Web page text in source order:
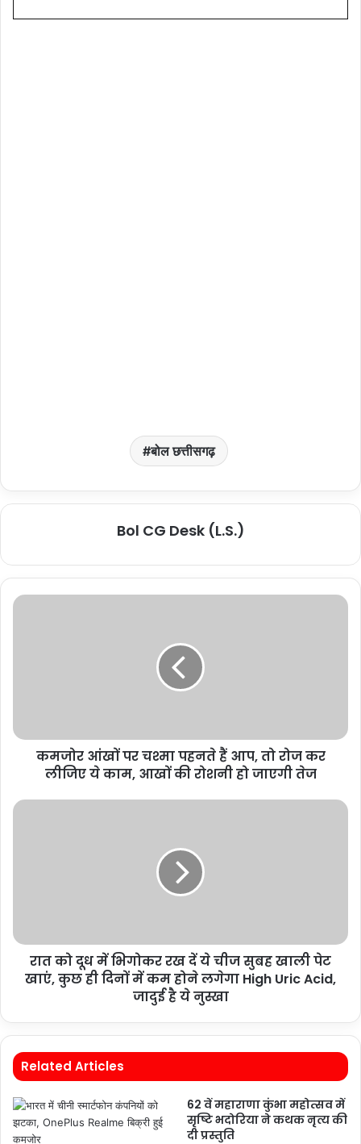
बोल छत्तीसगढ़
Bol CG Desk (L.S.)
कमजोर आंखों पर चश्मा पहनते हैं आप, तो रोज कर
लीजिए ये काम, आखों की रोशनी हो जाएगी तेज
रात को दूध में भिगोकर रख दें ये चीज सुबह खाली पेट
खाएं, कुछ ही दिनों में कम होने लगेगा High Uric Acid,
जादुई है ये नुस्खा
Related Articles
62 वें महाराणा कुंभा महोत्सव में
सृष्टि भदोरिया ने कथक नृत्य की
दी प्रस्तुति